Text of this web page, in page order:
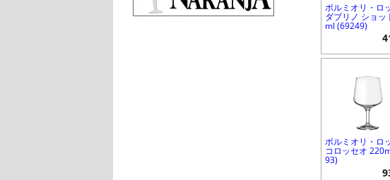
ボルミオリ・ロ
ダブリノ ショッ
ml (69249)
ボルミオリ・ロ
コロッセオ
93)